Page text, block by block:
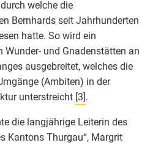
welche die
Bernhards seit Jahrhunderten
hatte. So wird ein
Wunder- und Gnadenstätten an
ausgebreitet, welches die
(Ambiten) in der
unterstreicht [3].
die langjährige Leiterin des
Kantons Thurgau“, Margrit